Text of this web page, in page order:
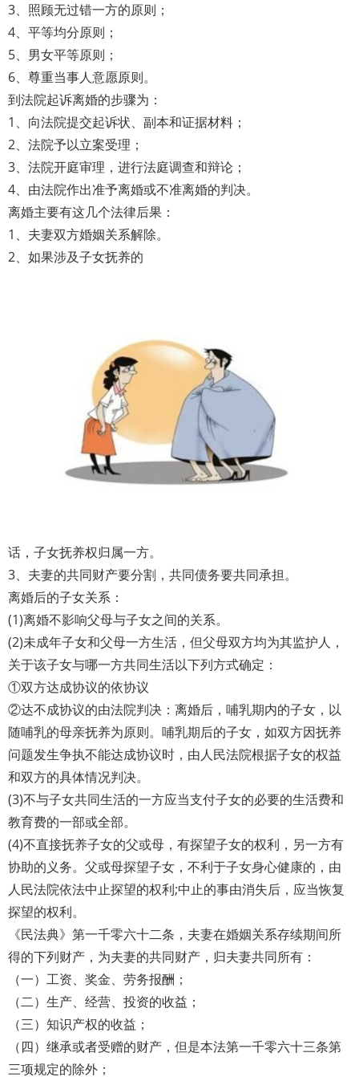
3、照顾无过错一方的原则；
4、平等均分原则；
5、男女平等原则；
6、尊重当事人意愿原则。
到法院起诉离婚的步骤为：
1、向法院提交起诉状、副本和证据材料；
2、法院予以立案受理；
3、法院开庭审理，进行法庭调查和辩论；
4、由法院作出准予离婚或不准离婚的判决。
离婚主要有这几个法律后果：
1、夫妻双方婚姻关系解除。
2、如果涉及子女抚养的
话，子女抚养权归属一方。
3、夫妻的共同财产要分割，共同债务要共同承担。
离婚后的子女关系：
(1)离婚不影响父母与子女之间的关系。
(2)未成年子女和父母一方生活，但父母双方均为其监护人，
关于该子女与哪一方共同生活以下列方式确定：
①双方达成协议的依协议
②达不成协议的由法院判决：离婚后，哺乳期内的子女，以
随哺乳的母亲抚养为原则。哺乳期后的子女，如双方因抚养
问题发生争执不能达成协议时，由人民法院根据子女的权益
和双方的具体情况判决。
(3)不与子女共同生活的一方应当支付子女的必要的生活费和
教育费的一部或全部。
(4)不直接抚养子女的父或母，有探望子女的权利，另一方有
协助的义务。父或母探望子女，不利于子女身心健康的，由
人民法院依法中止探望的权利;中止的事由消失后，应当恢复
探望的权利。
《民法典》第一千零六十二条，夫妻在婚姻关系存续期间所
得的下列财产，为夫妻的共同财产，归夫妻共同所有：
（一）工资、奖金、劳务报酬；
（二）生产、经营、投资的收益；
（三）知识产权的收益；
（四）继承或者受赠的财产，但是本法第一千零六十三条第
三项规定的除外；